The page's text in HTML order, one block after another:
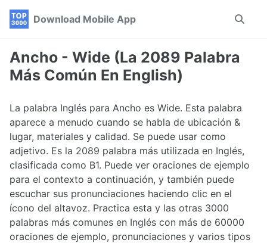
Skip
navigation
Skip
Skip
Download Mobile App
Toggle
Ancho - Wide (La 2089 Palabra
Más Común En English)
La palabra Inglés para Ancho es Wide. Esta palabra
aparece a menudo cuando se habla de ubicación &
lugar, materiales y calidad. Se puede usar como
adjetivo. Es la 2089 palabra más utilizada en Inglés,
clasificada como B1. Puede ver oraciones de ejemplo
para el contexto a continuación, y también puede
escuchar sus pronunciaciones haciendo clic en el
ícono del altavoz. Practica esta y las otras 3000
palabras más comunes en Inglés con más de 60000
oraciones de ejemplo, pronunciaciones y varios tipos